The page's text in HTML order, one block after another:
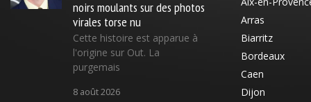
noirs moulants sur des photos
virales torse nu
Cette histoire est apparue à
l'origine sur Out. La
purgemais
8 août 2026
Arras
Biarritz
Bordeaux
Caen
Dijon